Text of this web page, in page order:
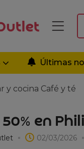
Últimas
y cocina Café y té
en
02/03/2026